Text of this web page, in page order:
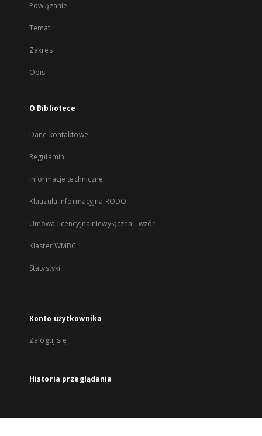
Powiązanie
Temat
Zakres
Opis
O Bibliotece
Dane kontaktowe
Regulamin
Informacje techniczne
Klauzula informacyjna RODO
Umowa licencyjna niewyłączna - wzór
Klaster WMBC
Statystyki
Konto użytkownika
Zaloguj się
Historia przeglądania